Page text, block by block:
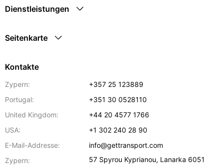
Dienstleistungen
Seitenkarte
Kontakte
Zypern:
+357 25 123889
Portugal:
+351 30 0528110
United Kingdom:
+44 20 4577 1766
USA:
+1 302 240 28 90
E-Mail-Addresse:
info@gettransport.com
Zypern:
57 Spyrou Kyprianou, Lanarka 6051